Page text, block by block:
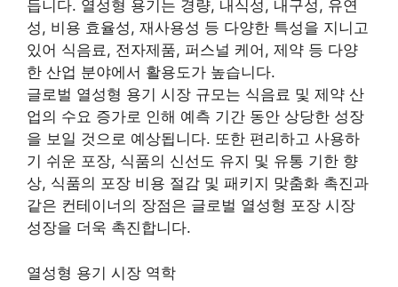
듭니다. 열성형 용기는 경량, 내식성, 내구성, 유연
성, 비용 효율성, 재사용성 등 다양한 특성을 지니고
있어 식음료, 전자제품, 퍼스널 케어, 제약 등 다양
한 산업 분야에서 활용도가 높습니다.
글로벌 열성형 용기 시장 규모는 식음료 및 제약 산
업의 수요 증가로 인해 예측 기간 동안 상당한 성장
을 보일 것으로 예상됩니다. 또한 편리하고 사용하
기 쉬운 포장, 식품의 신선도 유지 및 유통 기한 향
상, 식품의 포장 비용 절감 및 패키지 맞춤화 촉진과
같은 컨테이너의 장점은 글로벌 열성형 포장 시장
성장을 더욱 촉진합니다.
열성형 용기 시장 역학